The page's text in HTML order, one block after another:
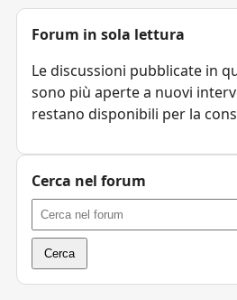
Forum in sola lettura
Le discussioni pubblicate in
sono più aperte a nuovi
restano disponibili per la
Cerca nel forum
Cerca